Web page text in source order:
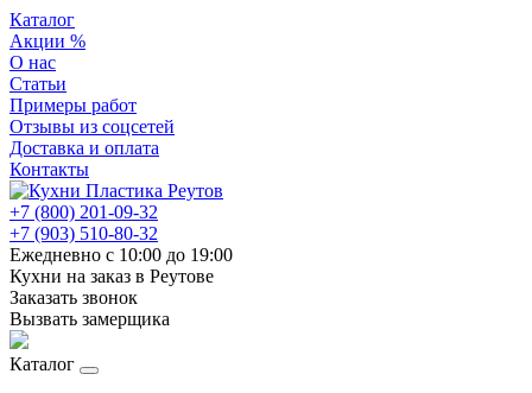
Каталог
Акции %
О нас
Статьи
Примеры работ
Отзывы из соцсетей
Доставка и оплата
Контакты
+7 (800) 201-09-32
+7 (903) 510-80-32
Ежедневно с 10:00 до 19:00
Кухни на заказ в Реутове
Заказать звонок
Вызвать замерщика
Каталог